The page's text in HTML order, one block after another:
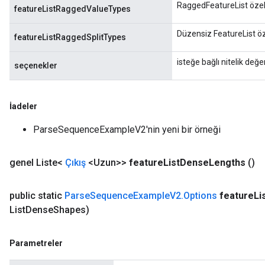
featureListRaggedValueTypes RaggedFeatureList
featureListRaggedSplitTypes Düzensiz FeatureList
seçenekler isteğe bağlı nitelik
İadeler
ParseSequenceExampleV2'nin yeni bir örneği
genel Liste< Çıkış <Uzun>> featureListDenseLengths ()
public static ParseSequenceExampleV2.Options feature
ListDenseShapes)
Parametreler